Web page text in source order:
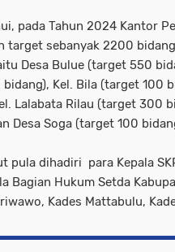
pada Tahun 2024 Kantor
target sebanyak 2200
Desa Bulue (target 550
Kel. Bila (target 100
Lalabata Rilau (target 300
Desa Soga (target 100
pula dihadiri para Kepala
Bagian Hukum Setda
Kades Mattabulu,